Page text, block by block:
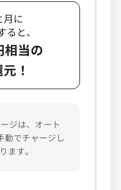
月に
と、
相当の
！
ジは、オート
動でチャージし
ます。